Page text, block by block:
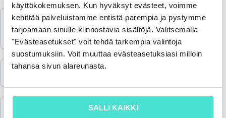
käyttökokemuksen. Kun hyväksyt evästeet, voimme
kehittää palveluistamme entistä parempia ja pystymme
tarjoamaan sinulle kiinnostavia sisältöjä. Valitsemalla
"Evästeasetukset" voit tehdä tarkempia valintoja
suostumuksiin. Voit muuttaa evästeasetuksiasi milloin
tahansa sivun alareunasta.
SALLI KAIKKI
Katso koulutus & aineisto 4.9.2024
5 Luentoa
Jakson sisältö
0/5 luennoista
Palautekysely 4.9.2024
Merkitse koulutus suoritetuksi & lataa